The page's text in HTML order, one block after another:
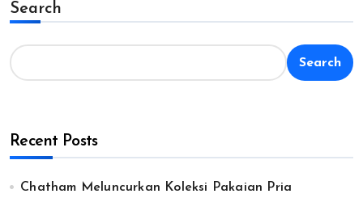
Search
Search
Recent Posts
Chatham Meluncurkan Koleksi Pakaian Pria